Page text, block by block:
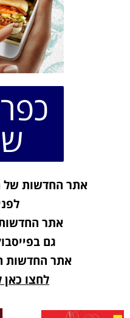
אתר החדשות של
אתר החדשות
גם בפייסבוק
אתר החדשות
לחצו